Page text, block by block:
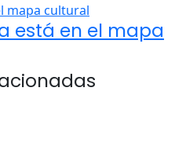
mapa cultural
está en el mapa